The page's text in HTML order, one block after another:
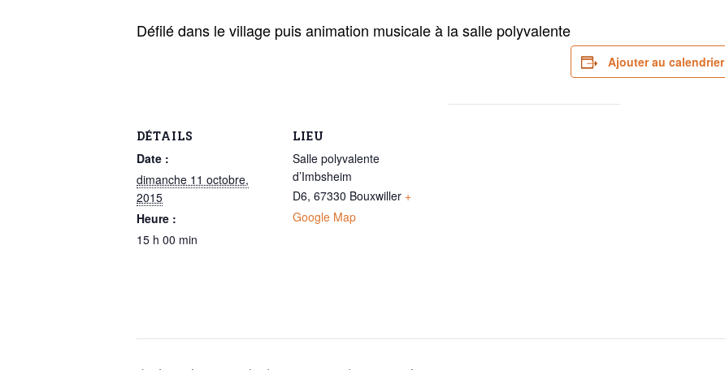
Défilé dans le village puis animation musicale à la salle polyvalente
Ajouter au calendrier
DÉTAILS
Date :
dimanche 11 octobre,
2015
Heure :
15 h 00 min
LIEU
Salle polyvalente
d’Imbsheim
D6, 67330 Bouxwiller +
Google Map